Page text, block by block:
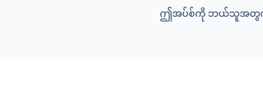
ဤအပ်စ်ကို ဘယ်သူအတွ